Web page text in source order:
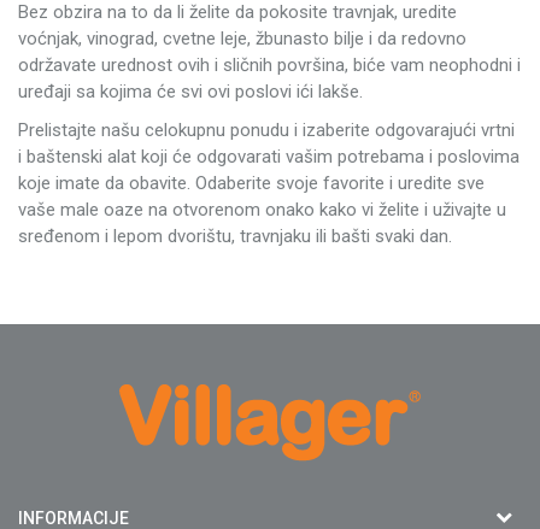
Bez obzira na to da li želite da pokosite travnjak, uredite
voćnjak, vinograd, cvetne leje, žbunasto bilje i da redovno
održavate urednost ovih i sličnih površina, biće vam neophodni i
uređaji sa kojima će svi ovi poslovi ići lakše.
Prelistajte našu celokupnu ponudu i izaberite odgovarajući vrtni
i baštenski alat koji će odgovarati vašim potrebama i poslovima
koje imate da obavite. Odaberite svoje favorite i uredite sve
vaše male oaze na otvorenom onako kako vi želite i uživajte u
sređenom i lepom dvorištu, travnjaku ili bašti svaki dan.
Agromarket doo
INFORMACIJE